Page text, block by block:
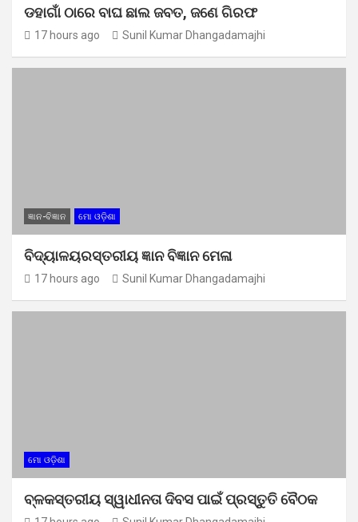
ଡହାଗାଁ ଠାରେ ବାଘ ଛାଲ ଜବତ, ଜଣେ ଗିରଫ
17 hours ago Sunil Kumar Dhangadamajhi
ଜ୍ଞାନ-ବିଜ୍ଞାନ ମୋ ଓଡ଼ିଶା
ବିଦ୍ୟାଳୟରସ୍ତରୀୟ ଜ୍ଞାନ ବିଜ୍ଞାନ ମେଳା
17 hours ago Sunil Kumar Dhangadamajhi
ମୋ ଓଡ଼ିଶା
ବ୍ଳକସ୍ତରୀୟ ସ୍ୱାଧୀନତା ଦିବସ ପାଇଁ ପ୍ରସ୍ତୁତି ବୈଠକ